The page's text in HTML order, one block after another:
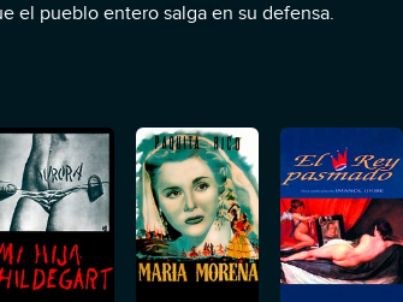
el pueblo entero salga en su defensa.